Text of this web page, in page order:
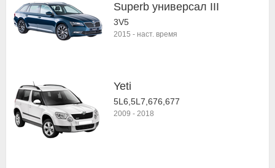
Superb универсал III
3V5
2015 - наст. время
Yeti
5L6,5L7,676,677
2009 - 2018